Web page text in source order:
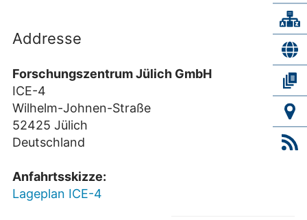
Addresse
Forschungszentrum Jülich GmbH
ICE-4
Wilhelm-Johnen-Straße
52425 Jülich
Deutschland
Anfahrtsskizze:
Lageplan ICE-4